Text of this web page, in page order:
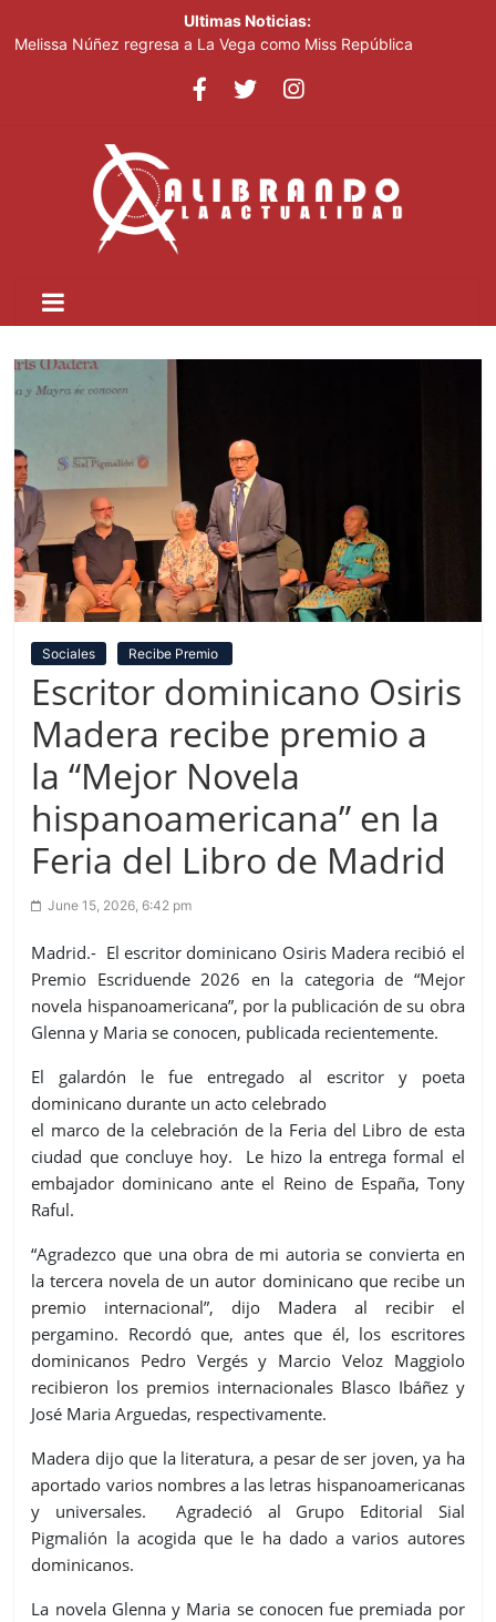
Ultimas Noticias:
Melissa Núñez regresa a La Vega como Miss República
periodistas con visa I
Anadegas dice descuido en la Dgii provoca grandes problemas
en estaciones de combustibles
Sky High Dominicana construye uno de los hangares más
grandes del Caribe como parte de su expansión regional
Sociales Recibe Premio
Escritor dominicano Osiris
Madera recibe premio a
la “Mejor Novela
hispanoamericana” en la
Feria del Libro de Madrid
June 15, 2026, 6:42 pm
Madrid.- El escritor dominicano Osiris Madera recibió el
Premio Escriduende 2026 en la categoria de “Mejor
novela hispanoamericana”, por la publicación de su obra
Glenna y Maria se conocen, publicada recientemente.
El galardón le fue entregado al escritor y poeta
dominicano durante un acto celebrado
el marco de la celebración de la Feria del Libro de esta
ciudad que concluye hoy. Le hizo la entrega formal el
embajador dominicano ante el Reino de España, Tony
Raful.
“Agradezco que una obra de mi autoria se convierta en
la tercera novela de un autor dominicano que recibe un
premio internacional”, dijo Madera al recibir el
pergamino. Recordó que, antes que él, los escritores
dominicanos Pedro Vergés y Marcio Veloz Maggiolo
recibieron los premios internacionales Blasco Ibáñez y
José Maria Arguedas, respectivamente.
Madera dijo que la literatura, a pesar de ser joven, ya ha
aportado varios nombres a las letras hispanoamericanas
y universales. Agradeció al Grupo Editorial Sial
Pigmalión la acogida que le ha dado a varios autores
dominicanos.
La novela Glenna y Maria se conocen fue premiada por